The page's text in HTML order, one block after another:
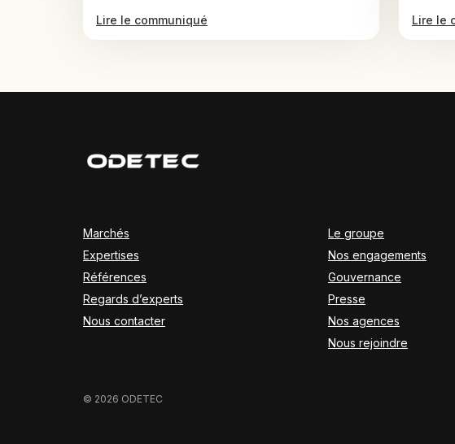
Lire le communiqué Lire le
Marchés
Expertises
Références
Regards d’experts
Nous contacter
Le groupe
Nos engagements
Gouvernance
Presse
Nos agences
Nous rejoindre
© 2026 ODETEC